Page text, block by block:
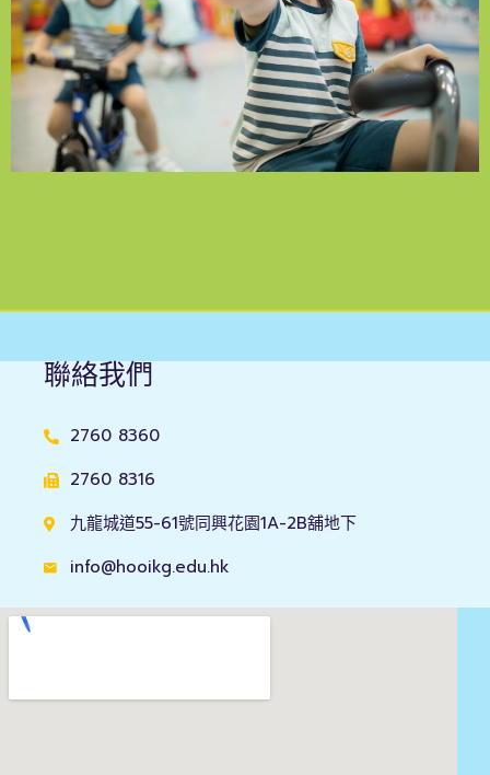
聯絡我們
2760 8360
2760 8316
九龍城道55-61號同興花園1A-2B舖地下
info@hooikg.edu.hk